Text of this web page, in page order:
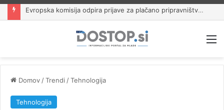
Evropska komisija odpira prijave za plačano pripravništvo Blue Book
Domov /Trendi /Tehnologija
Tehnologija